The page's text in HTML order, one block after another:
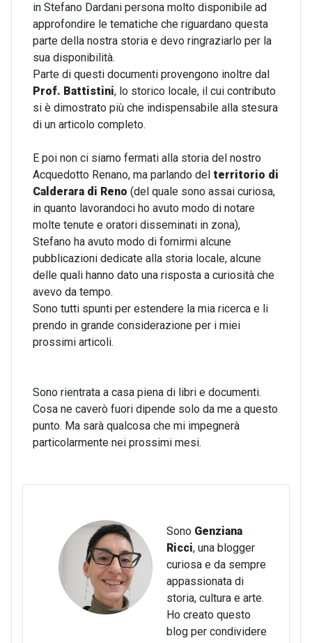
in Stefano Dardani persona molto disponibile ad
approfondire le tematiche che riguardano questa
parte della nostra storia e devo ringraziarlo per la
sua disponibilità.
Parte di questi documenti provengono inoltre dal
Prof. Battistini, lo storico locale, il cui contributo
si è dimostrato più che indispensabile alla stesura
di un articolo completo.
E poi non ci siamo fermati alla storia del nostro
Acquedotto Renano, ma parlando del territorio di
Calderara di Reno (del quale sono assai curiosa,
in quanto lavorandoci ho avuto modo di notare
molte tenute e oratori disseminati in zona),
Stefano ha avuto modo di fornirmi alcune
pubblicazioni dedicate alla storia locale, alcune
delle quali hanno dato una risposta a curiosità che
avevo da tempo.
Sono tutti spunti per estendere la mia ricerca e li
prendo in grande considerazione per i miei
prossimi articoli.
Sono rientrata a casa piena di libri e documenti.
Cosa ne caverò fuori dipende solo da me a questo
punto. Ma sarà qualcosa che mi impegnerà
particolarmente nei prossimi mesi.
Sono Genziana
Ricci, una blogger
curiosa e da sempre
appassionata di
storia, cultura e arte.
Ho creato questo
blog per condividere